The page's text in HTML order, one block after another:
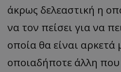
άκρως δελεαστική η
να τον πείσει για να
οποία θα είναι
οποιαδήποτε άλλη που